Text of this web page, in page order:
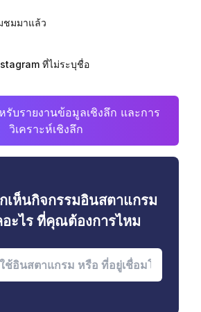
ชมมาแล้ว
ที่ไม่ระบุชื่อ
บรายงานข้อมูลเชิงลึก และการ
วิเคราะห์เชิงลึก
เห็นกิจกรรมอินสตาแกรม
ะไร ที่คุณต้องการไหม